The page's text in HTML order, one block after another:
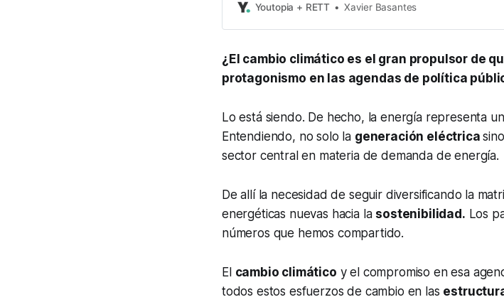
Youtopia + RETT Xavier Basantes
¿El cambio climático es el gran propulsor de
protagonismo en las agendas de política
Lo está siendo. De hecho, la energía representa
Entendiendo, no solo la generación eléctrica
sector central en materia de demanda de energía.
De allí la necesidad de seguir diversificando la
energéticas nuevas hacia la sostenibilidad. Los
números que hemos compartido.
El cambio climático y el compromiso en esa
todos estos esfuerzos de cambio en las